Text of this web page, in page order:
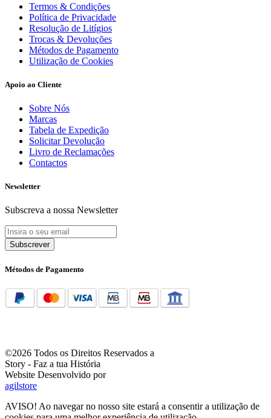
Termos & Condições
Política de Privacidade
Resolução de Litígios
Trocas & Devoluções
Métodos de Pagamento
Utilização de Cookies
Apoio ao Cliente
Sobre Nós
Marcas
Tabela de Expedição
Solicitar Devolução
Livro de Reclamações
Contactos
Newsletter
Subscreva a nossa Newsletter
Subscrever
Métodos de Pagamento
©2026 Todos os Direitos Reservados a
Story - Faz a tua História
Website Desenvolvido por
agilstore
AVISO! Ao navegar no nosso site estará a consentir a utilização de